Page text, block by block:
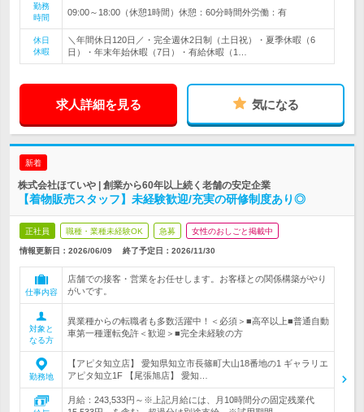
勤務
時間
09:00～18:00（休憩1時間）休憩：60分時間外労働：有
休日
休暇
＼年間休日120日／・完全週休2日制（土日祝）・夏季休暇（6
日）・年末年始休暇（7日）・有給休暇（1…
求人詳細を見る 気になる
新着
株式会社ほていや | 創業から60年以上続く老舗の安定企業
【着物販売スタッフ】未経験歓迎/充実の研修制度あり◎
正社員 職種・業種未経験OK 急募 女性のおしごと掲載中
情報更新日：2026/06/09 終了予定日： 2026/11/30
仕事内容
店舗での接客・営業をお任せします。お客様との関係構築がやり
がいです。
対象と
なる方
異業種からの転職者も多数活躍中！＜必須＞■高卒以上■普通自動
車第一種運転免許＜歓迎＞■完全未経験の方
勤務地
【アピタ知立店】 愛知県知立市長篠町大山18番地の1 ギャラリエ
アピタ知立1F 【尾張旭店】 愛知…
月給：243,533円～※上記月給には、月10時間分の固定残業代